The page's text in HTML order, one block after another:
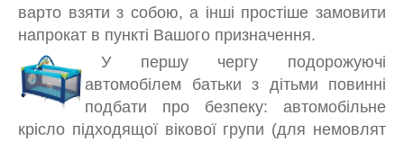
ФОТОТЕРАПІЯ. МЕДИЧНІ ПРИЛАДИ
СТРИБУНЦI
РАДІОНЯНІ, ВІДЕОНЯНІ
РОЗВИВАЮЧІ ІГРАШКИ
варто взяти з собою, а інші простіше замовити
напрокат в пункті Вашого призначення.
У першу чергу подорожуючі
автомобілем батьки з дітьми повинні
подбати про безпеку: автомобільне
крісло підходящої вікової групи (для немовлят